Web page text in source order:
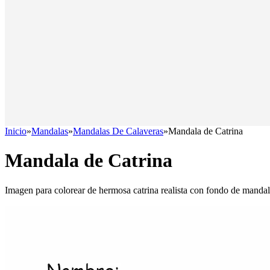
Inicio»Mandalas»Mandalas De Calaveras»Mandala de Catrina
Mandala de Catrina
Imagen para colorear de hermosa catrina realista con fondo de